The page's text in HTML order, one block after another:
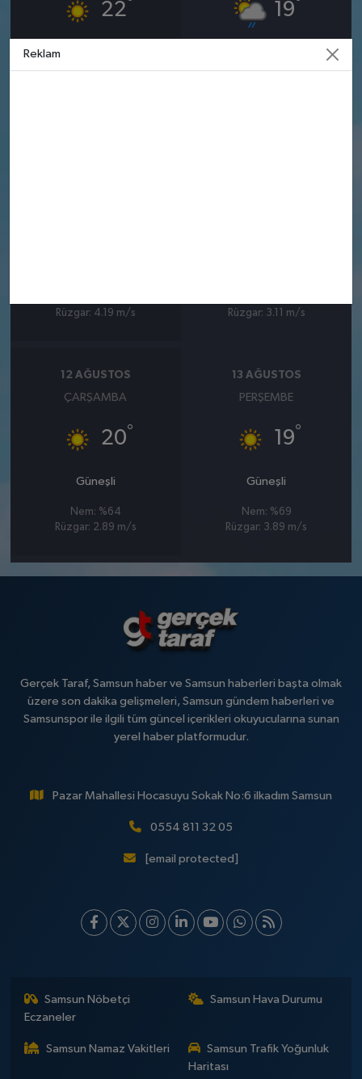
22 19
Yakınlarda Yer Yer Yağmur
Rüzgar: 4.19 m/s
Rüzgar: 3.11 m/s
12 AĞUSTOS
ÇARŞAMBA
20°
Güneşli
Nem: %64
Rüzgar: 2.89 m/s
13 AĞUSTOS
PERŞEMBE
19°
Güneşli
Nem: %69
Rüzgar: 3.89 m/s
Gerçek Taraf, Samsun haber ve Samsun haberleri başta olmak
üzere son dakika gelişmeleri, Samsun gündem haberleri ve
Samsunspor ile ilgili tüm güncel içerikleri okuyucularına sunan
yerel haber platformudur.
Pazar Mahallesi Hocasuyu Sokak No:6 ilkadım Samsun
0554 811 32 05
[email protected]
Samsun Nöbetçi
Eczaneler
Samsun Hava Durumu
Samsun Namaz Vakitleri
Samsun Trafik Yoğunluk
Haritası
Reklam